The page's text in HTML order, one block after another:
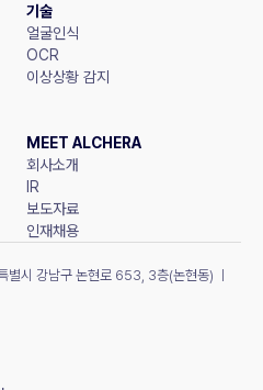
기술
얼굴인식
OCR
이상상황 감지
MEET ALCHERA
회사소개
IR
보도자료
인재채용
별시 강남구 논현로 653, 3층(논현동) ㅣ